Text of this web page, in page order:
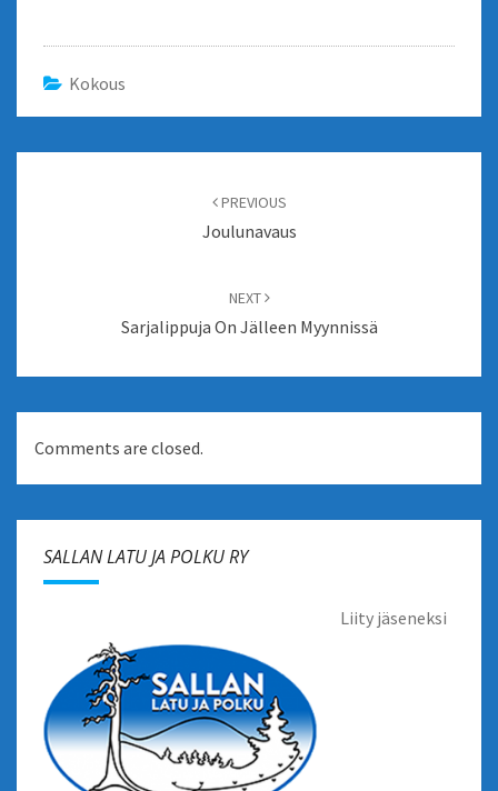
Kokous
PREVIOUS
Joulunavaus
NEXT
Sarjalippuja On Jälleen Myynnissä
Comments are closed.
SALLAN LATU JA POLKU RY
Liity jäseneksi